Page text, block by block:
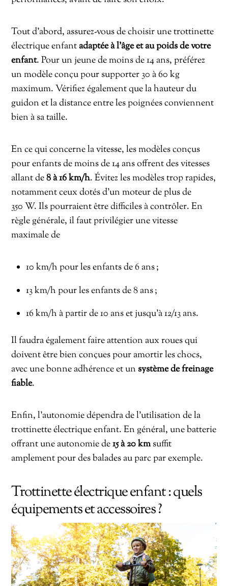
Tout d’abord, assurez-vous de choisir une trottinette
électrique enfant adaptée à l’âge et au poids de votre
enfant. Pour un jeune de moins de 14 ans, préférez
un modèle conçu pour supporter 30 à 60 kg
maximum. Vérifiez également que la hauteur du
guidon et la distance entre les poignées conviennent
bien à sa taille.
En ce qui concerne la vitesse, les modèles conçus
pour enfants de moins de 14 ans offrent des vitesses
allant de8 à 16 km/h. Évitez les modèles trop rapides,
notamment ceux dotés d’un moteur de plus de
350 W. Ils pourraient être difficiles à contrôler. En
règle générale, il faut privilégier une vitesse
maximale de
10 km/h pour les enfants de 6 ans ;
13 km/h pour les enfants de 8 ans ;
16 km/h à partir de 10 ans et jusqu’à 12/13 ans.
Il faudra également faire attention aux roues qui
doivent être bien conçues pour amortir les chocs,
avec une bonne adhérence et un système de freinage
fiable.
Enfin, l’autonomie dépendra de l’utilisation de la
trottinette électrique enfant. En général, une batterie
offrant une autonomie de15 à 20 kmsuffit
amplement pour des balades au parc par exemple.
Trottinette électrique enfant : quels
équipements et accessoires ?